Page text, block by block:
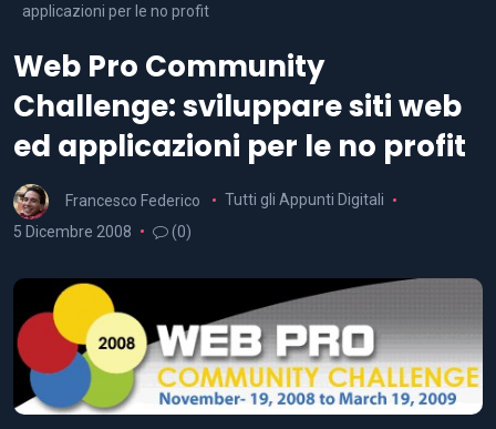
applicazioni per le no profit
Web Pro Community
Challenge: sviluppare siti web
ed applicazioni per le no profit
Francesco Federico
Tutti gli Appunti Digitali
5 Dicembre 2008
(0)